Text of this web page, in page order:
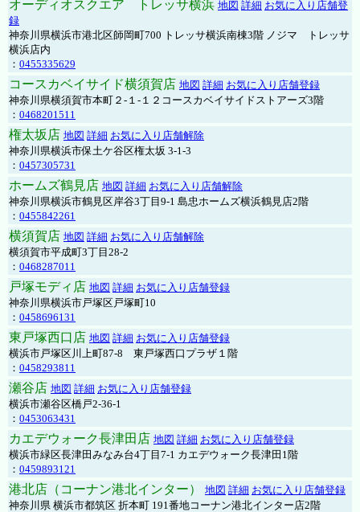
オーディオスクエア トレッサ横浜 地図 詳細 お気に入り店舗登
録
神奈川県横浜市港北区師岡町700 トレッサ横浜南棟3階 ノジマ トレッサ
横浜店内
： 0455335629
コースカベイサイド横須賀店 地図 詳細 お気に入り店舗登録
神奈川県横須賀市本町２-１-１２コースカベイサイドストアーズ3階
： 0468201511
権太坂店 地図 詳細 お気に入り店舗解除
神奈川県横浜市保土ケ谷区権太坂 3-1-3
： 0457305731
ホームズ鶴見店 地図 詳細 お気に入り店舗解除
神奈川県横浜市鶴見区岸谷3丁目9-1 島忠ホームズ横浜鶴見店2階
： 0455842261
横須賀店 地図 詳細 お気に入り店舗解除
横須賀市平成町3丁目28-2
： 0468287011
戸塚モディ店 地図 詳細 お気に入り店舗登録
神奈川県横浜市戸塚区戸塚町10
： 0458696131
東戸塚西口店 地図 詳細 お気に入り店舗登録
横浜市戸塚区川上町87-8 東戸塚西口プラザ１階
： 0458293811
瀬谷店 地図 詳細 お気に入り店舗登録
横浜市瀬谷区橋戸2-36-1
： 0453063431
カエデウォーク長津田店 地図 詳細 お気に入り店舗登録
横浜市緑区長津田みなみ台4丁目7-1 カエデウォーク長津田1階
： 0459893121
港北店（コーナン港北インター） 地図 詳細 お気に入り店舗登録
神奈川県 横浜市都筑区 折本町 191番地コーナン港北インター店2階